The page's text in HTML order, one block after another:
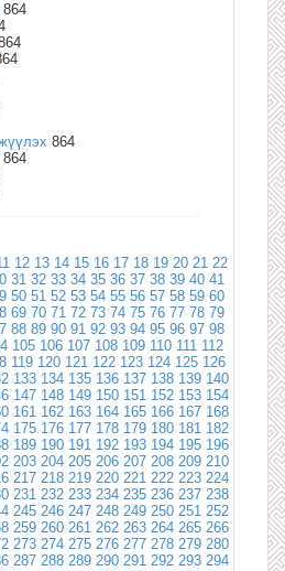
864
864
864
12 13 14 15 16 17 18 19 20 21 22
31 32 33 34 35 36 37 38 39 40 41
50 51 52 53 54 55 56 57 58 59 60
69 70 71 72 73 74 75 76 77 78 79
88 89 90 91 92 93 94 95 96 97 98
105 106 107 108 109 110 111 112
119 120 121 122 123 124 125 126
133 134 135 136 137 138 139 140
147 148 149 150 151 152 153 154
161 162 163 164 165 166 167 168
175 176 177 178 179 180 181 182
189 190 191 192 193 194 195 196
203 204 205 206 207 208 209 210
217 218 219 220 221 222 223 224
231 232 233 234 235 236 237 238
245 246 247 248 249 250 251 252
259 260 261 262 263 264 265 266
273 274 275 276 277 278 279 280
287 288 289 290 291 292 293 294